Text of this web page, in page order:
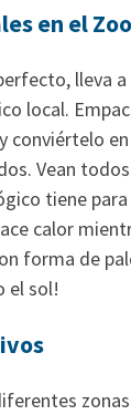
en el
lleva
local.
Vean
tiene
calor
forma de
el sol!